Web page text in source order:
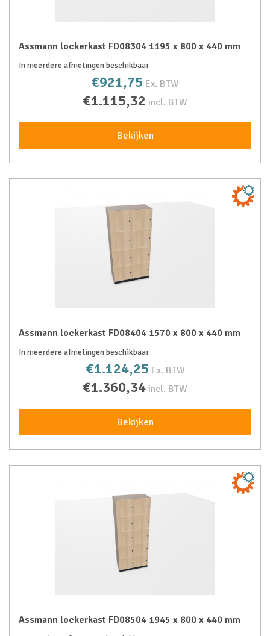
Assmann lockerkast FD08304 1195 x 800 x 440 mm
In meerdere afmetingen beschikbaar
€921,75 Ex. BTW
€1.115,32 incl. BTW
Bekijken
Assmann lockerkast FD08404 1570 x 800 x 440 mm
In meerdere afmetingen beschikbaar
€1.124,25 Ex. BTW
€1.360,34 incl. BTW
Bekijken
Assmann lockerkast FD08504 1945 x 800 x 440 mm